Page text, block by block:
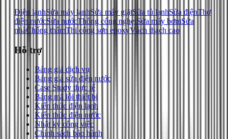
Điện lạnhSửa máy lạnhSửa máy giặtSửa tủ lạnhSửa điệnThợ
điện nướcSửa nướcThông cống nghẹtSửa máy bơmSửa
nhàChống thấmThi công sơn epoxyVách thạch cao
Hỗ trợ
Bảng giá dịch vụ
Bảng giá sửa điện nước
Case Study thực tế
Bảng mã lỗi thiết bị
Kiến thức điện lạnh
Kiến thức điện nước
Nhật ký công việc
Chính sách bảo hành